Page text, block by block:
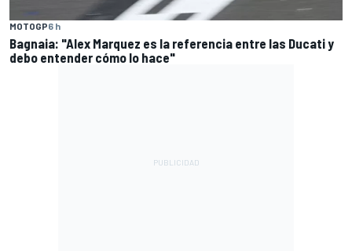
MOTOGP6 h
Bagnaia: "Alex Marquez es la referencia entre las Ducati y
debo entender cómo lo hace"